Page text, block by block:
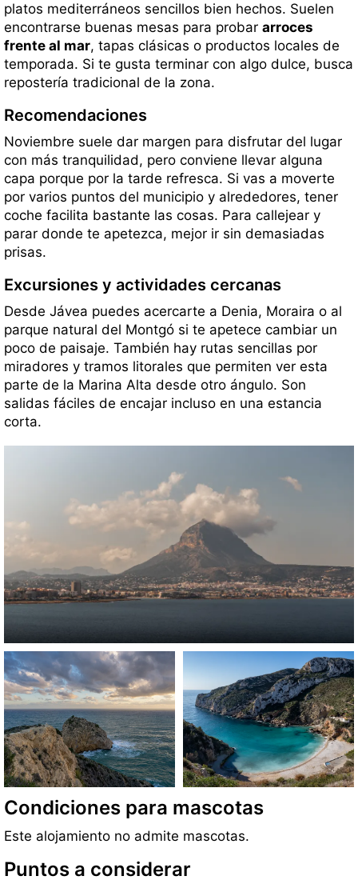
platos mediterráneos sencillos bien hechos. Suelen
encontrarse buenas mesas para probar arroces
frente al mar, tapas clásicas o productos locales de
temporada. Si te gusta terminar con algo dulce, busca
repostería tradicional de la zona.
Recomendaciones
Noviembre suele dar margen para disfrutar del lugar
con más tranquilidad, pero conviene llevar alguna
capa porque por la tarde refresca. Si vas a moverte
por varios puntos del municipio y alrededores, tener
coche facilita bastante las cosas. Para callejear y
parar donde te apetezca, mejor ir sin demasiadas
prisas.
Excursiones y actividades cercanas
Desde Jávea puedes acercarte a Denia, Moraira o al
parque natural del Montgó si te apetece cambiar un
poco de paisaje. También hay rutas sencillas por
miradores y tramos litorales que permiten ver esta
parte de la Marina Alta desde otro ángulo. Son
salidas fáciles de encajar incluso en una estancia
corta.
Condiciones para mascotas
Este alojamiento no admite mascotas.
Puntos a considerar